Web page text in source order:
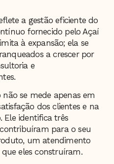
a gestão eficiente do
fornecido pelo Açaí
à expansão; ela se
a crescer por
e
não se mede apenas em
dos clientes e na
Ele identifica três
para o seu
um atendimento
eles construíram.